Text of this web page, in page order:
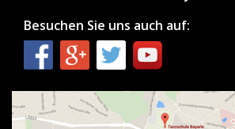
Besuchen Sie uns auch auf: